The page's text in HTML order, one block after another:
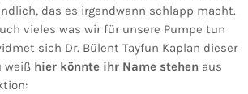
das es irgendwann schlapp macht.
vieles was wir für unsere Pumpe tun
sich Dr. Bülent Tayfun Kaplan dieser
weiß hier könnte ihr Name stehen aus